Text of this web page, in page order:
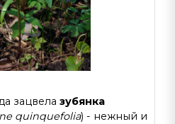
зацвелазубянка
quinquefolia) - нежный и